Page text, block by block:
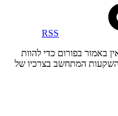
RSS
באמור בפורום כדי להוות
השקעות המתחשב בצרכיו של